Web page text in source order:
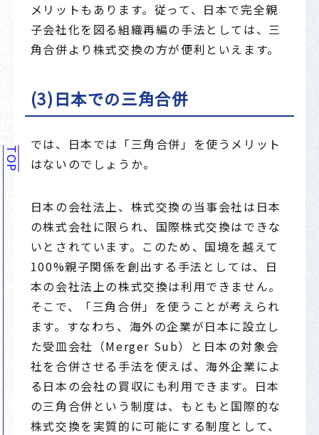
メリットもあります。従って、日本で完全親
子会社化を図る組織再編の手法としては、三
角合併より株式交換の方が便利といえます。
(3)日本での三角合併
では、日本では「三角合併」を使うメリット
はないのでしょうか。
日本の会社法上、株式交換の当事会社は日本
の株式会社に限られ、国際株式交換はできな
いとされています。このため、国境を越えて
100%親子関係を創出する手法としては、日
本の会社法上の株式交換は利用できません。
そこで、「三角合併」を使うことが考えられ
ます。すなわち、海外の企業が日本に設立し
た受皿会社（Merger Sub）と日本の対象会
社を合併させる手法を使えば、海外企業によ
る日本の会社の買収にも利用できます。日本
の三角合併という制度は、もともと国際的な
株式交換を実質的に可能にする制度として、
TOP